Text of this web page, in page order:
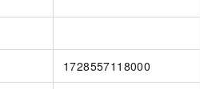
1728557118000